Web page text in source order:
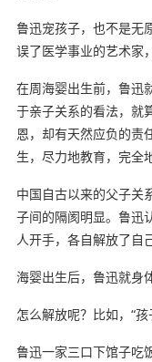
鲁迅宠孩子，也不是无
误了医学事业的艺术家
在周海婴出生前，鲁迅
于亲子关系的看法，就
恩，却有天然应负的责
生，尽力地教育，完全
中国自古以来的父子关
子间的隔阂明显。鲁迅
人开手，各自解放了自
海婴出生后，鲁迅就身
怎么解放呢？比如，“孩
鲁迅一家三口下馆子吃